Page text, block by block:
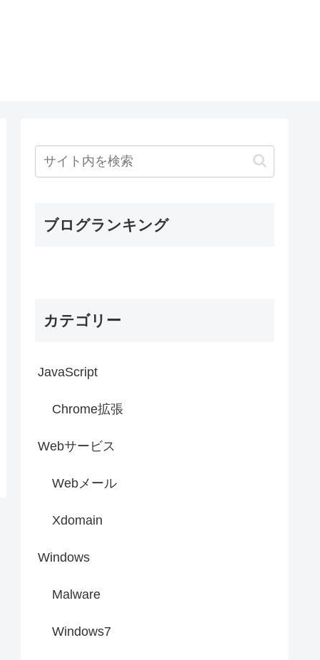
ブログランキング
カテゴリー
JavaScript
Chrome拡張
Webサービス
Webメール
Xdomain
Windows
Malware
Windows7